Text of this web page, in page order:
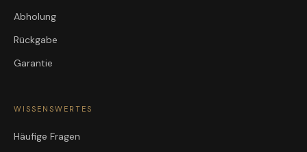
Abholung
Rückgabe
Garantie
WISSENSWERTES
Häufige Fragen